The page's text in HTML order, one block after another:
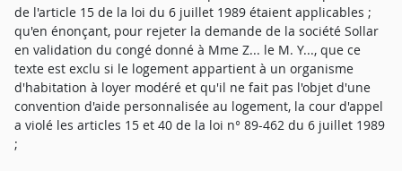
de l'article 15 de la loi du 6 juillet 1989 étaient applicables ;
qu'en énonçant, pour rejeter la demande de la société Sollar
en validation du congé donné à Mme Z... le M. Y..., que ce
texte est exclu si le logement appartient à un organisme
d'habitation à loyer modéré et qu'il ne fait pas l'objet d'une
convention d'aide personnalisée au logement, la cour d'appel
a violé les articles 15 et 40 de la loi n° 89-462 du 6 juillet 1989
;